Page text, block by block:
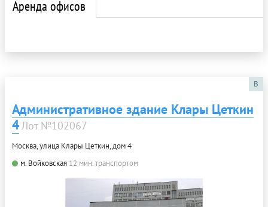
Аренда офисов
B
Административное здание Клары Цеткин
4Лот №102067
Москва, улица Клары Цеткин, дом 4
м. Войковская 12 мин. транспортом